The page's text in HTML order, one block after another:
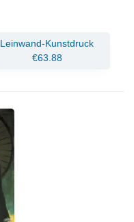
Leinwand-Kunstdruck
€63.88